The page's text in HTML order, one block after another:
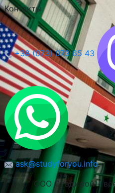
Контакты
+38 (073) 073 65 43
ask@studyforyou.info
ООО Стадифой –